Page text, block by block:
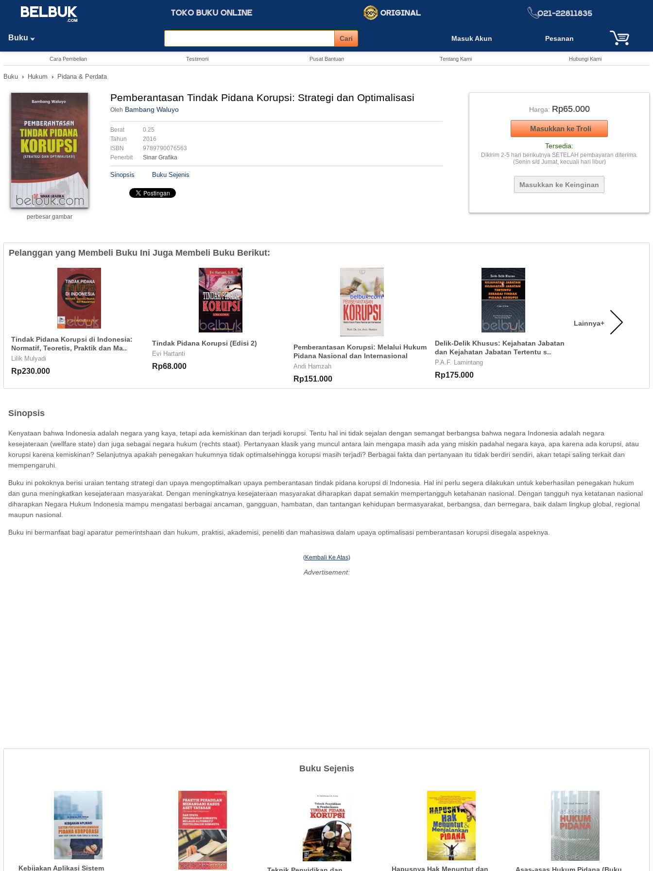
Buku Masuk Akun Pesanan
Cara Pembelian Testimoni Pusat Bantuan Tentang Kami Hubungi Kami
Buku › Hukum › Pidana & Perdata
perbesar gambar
Pemberantasan Tindak Pidana Korupsi: Strategi dan Optimalisasi
Oleh Bambang Waluyo
Berat
0.25
Tahun
2016
ISBN
9789790076563
Penerbit
Sinar Grafika
Sinopsis Buku Sejenis
Harga: Rp65.000
Tersedia:
Dikirim 2-5 hari berikutnya SETELAH pembayaran diterima.
(Senin s/d Jumat, kecuali hari libur)
Pelanggan yang Membeli Buku Ini Juga Membeli Buku Berikut:
Tindak Pidana Korupsi di Indonesia:
Normatif, Teoretis, Praktik dan Ma..
Lilik Mulyadi
Rp230.000
Tindak Pidana Korupsi (Edisi 2)
Evi Hartanti
Rp68.000
Pemberantasan Korupsi: Melalui Hukum
Pidana Nasional dan Internasional
Andi Hamzah
Rp151.000
Delik-Delik Khusus: Kejahatan Jabatan
dan Kejahatan Jabatan Tertentu s..
P.A.F. Lamintang
Rp175.000
Lainnya+
Sinopsis
Kenyataan bahwa Indonesia adalah negara yang kaya, tetapi ada kemiskinan dan terjadi korupsi. Tentu hal ini tidak sejalan dengan semangat berbangsa bahwa negara Indonesia adalah negara
kesejateraan (wellfare state) dan juga sebagai negara hukum (rechts staat). Pertanyaan klasik yang muncul antara lain mengapa masih ada yang miskin padahal negara kaya, apa karena ada korupsi, atau
korupsi karena kemiskinan? Selanjutnya apakah penegakan hukumnya tidak optimalsehingga korupsi masih terjadi? Berbagai fakta dan pertanyaan itu tidak berdiri sendiri, akan tetapi saling terkait dan
mempengaruhi.
Buku ini pokoknya berisi uraian tentang strategi dan upaya mengoptimalkan upaya pemberantasan tindak pidana korupsi di Indonesia. Hal ini perlu segera dilakukan untuk keberhasilan penegakan hukum
dan guna meningkatkan kesejateraan masyarakat. Dengan meningkatnya kesejateraan masyarakat diharapkan dapat semakin mempertangguh ketahanan nasional. Dengan tangguh nya ketatanan nasional
diharapkan Negara Hukum Indonesia mampu mengatasi berbagai ancaman, gangguan, hambatan, dan tantangan kehidupan bermasyarakat, berbangsa, dan bernegara, baik dalam lingkup global, regional
maupun nasional.
Buku ini bermanfaat bagi aparatur pemerintshaan dan hukum, praktisi, akademisi, peneliti dan mahasiswa dalam upaya optimalisasi pemberantasan korupsi disegala aspeknya.
(Kembali Ke Atas)
Advertisement:
Buku Sejenis
Kebijakan Aplikasi Sistem Hapusnya Hak Menuntut dan